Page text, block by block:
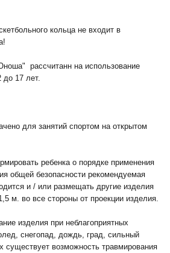
кольца не входит в
рассчитанн на использование
до 17 лет.
для занятий спортом на открытом
ребенка о порядке применения
общей безопасности рекомендуемая
и / или размещать другие изделия
м. во все стороны от проекции изделия.
изделия при неблагоприятных
снегопад, дождь, град, сильный
существует возможность травмирования